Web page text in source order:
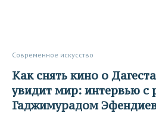
Современное искусство
Как снять кино о Дагестане, которое
увидит мир: интервью с
Гаджимурадом